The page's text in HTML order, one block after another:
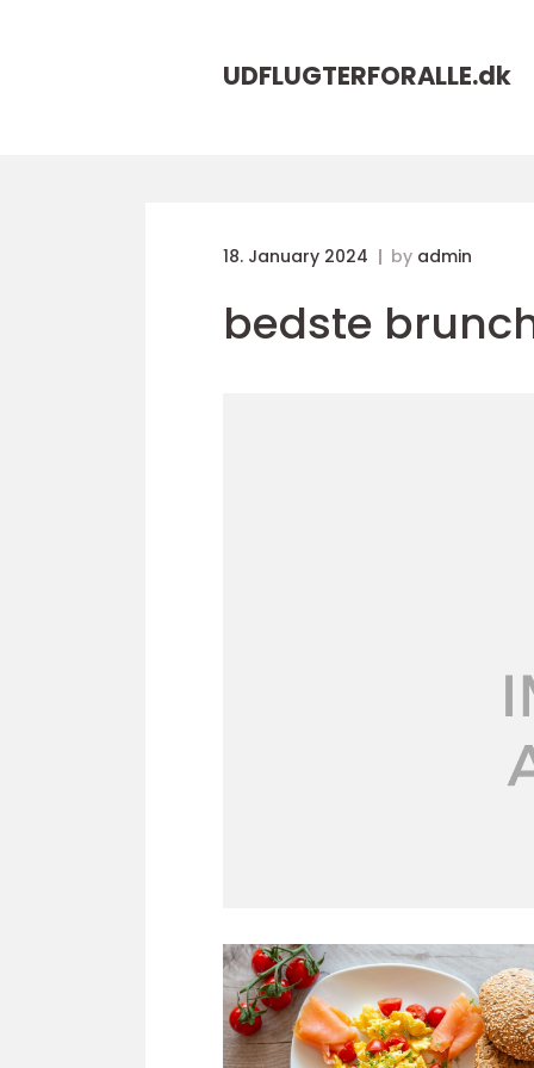
UDFLUGTERFORALLE.dk
18. January 2024 by admin
bedste